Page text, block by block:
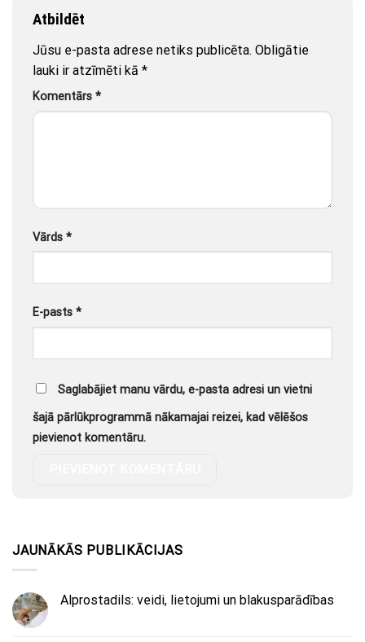
Atbildēt
Jūsu e-pasta adrese netiks publicēta. Obligātie
lauki ir atzīmēti kā *
Komentārs *
Vārds *
E-pasts *
Saglabājiet manu vārdu, e-pasta adresi un vietni
šajā pārlūkprogrammā nākamajai reizei, kad vēlēšos
pievienot komentāru.
JAUNĀKĀS PUBLIKĀCIJAS
Alprostadils: veidi, lietojumi un blakusparādības